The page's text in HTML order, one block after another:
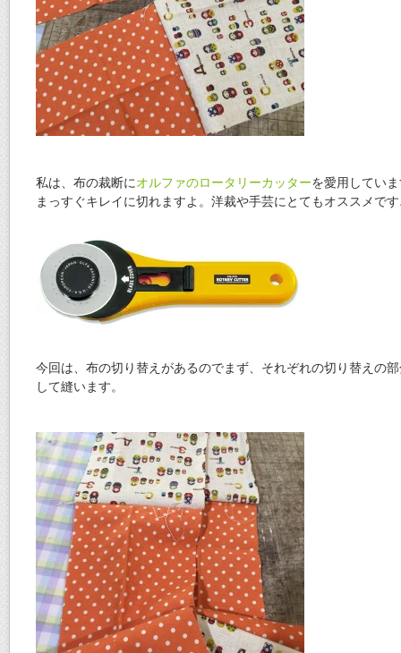
私は、布の裁断にオルファのロータリーカッターを愛用してい
まっすぐキレイに切れますよ。洋裁や手芸にとてもオススメで
今回は、布の切り替えがあるのでまず、それぞれの切り替えの
して縫います。